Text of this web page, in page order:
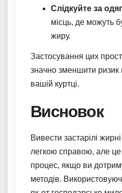
Слідкуйте за
місць, де можуть
жиру.
Застосування цих
значно зменшити
вашій куртці.
Висновок
Вивести застарілі
легкою справою, але
процес, якщо ви
методів.